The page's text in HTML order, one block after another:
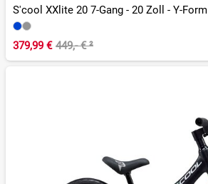
S'cool XXlite 20 7-Gang - 20 Zoll - Y-Form
379,99 € 449,- €²